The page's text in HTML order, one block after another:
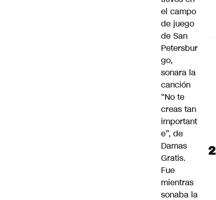
el campo
de juego
de San
Petersbur
go,
sonara la
canción
“No te
creas tan
important
e”, de
Damas
Gratis.
Fue
mientras
sonaba la